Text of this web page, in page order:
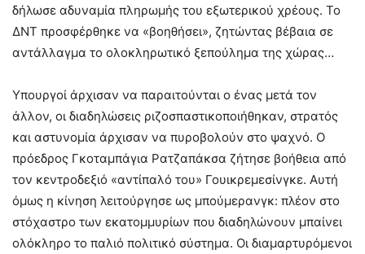
δήλωσε αδυναμία πληρωμής του εξωτερικού χρέους. Το
ΔΝΤ προσφέρθηκε να «βοηθήσει», ζητώντας βέβαια σε
αντάλλαγμα το ολοκληρωτικό ξεπούλημα της χώρας…
Υπουργοί άρχισαν να παραιτούνται ο ένας μετά τον
άλλον, οι διαδηλώσεις ριζοσπαστικοποιήθηκαν, στρατός
και αστυνομία άρχισαν να πυροβολούν στο ψαχνό. Ο
πρόεδρος Γκοταμπάγια Ρατζαπάκσα ζήτησε βοήθεια από
τον κεντροδεξιό «αντίπαλό του» Γουικρεμεσίνγκε. Αυτή
όμως η κίνηση λειτούργησε ως μπούμερανγκ: πλέον στο
στόχαστρο των εκατομμυρίων που διαδηλώνουν μπαίνει
ολόκληρο το παλιό πολιτικό σύστημα. Οι διαμαρτυρόμενοι